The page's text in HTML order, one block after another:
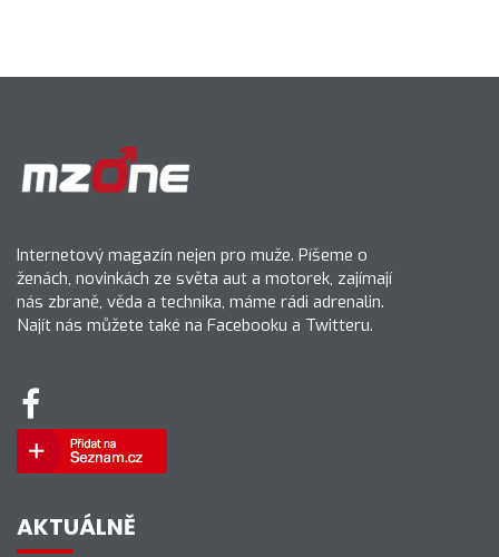
Internetový magazín nejen pro muže. Píšeme o
ženách, novinkách ze světa aut a motorek, zajímají
nás zbraně, věda a technika, máme rádi adrenalin.
Najít nás můžete také na Facebooku a Twitteru.
AKTUÁLNĚ